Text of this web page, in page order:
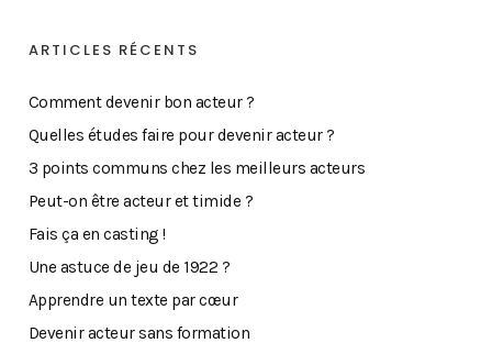
ARTICLES RÉCENTS
Comment devenir bon acteur ?
Quelles études faire pour devenir acteur ?
3 points communs chez les meilleurs acteurs
Peut-on être acteur et timide ?
Fais ça en casting !
Une astuce de jeu de 1922 ?
Apprendre un texte par cœur
Devenir acteur sans formation